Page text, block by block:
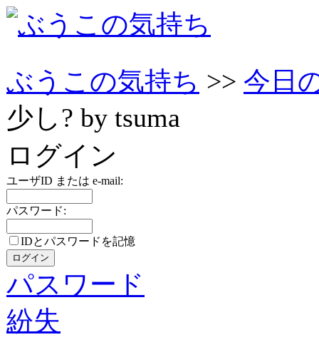
ぶうこの気持ち >> 今日
少し? by tsuma
ログイン
ユーザID または e-mail:
パスワード:
IDとパスワードを記憶
パスワード
紛失